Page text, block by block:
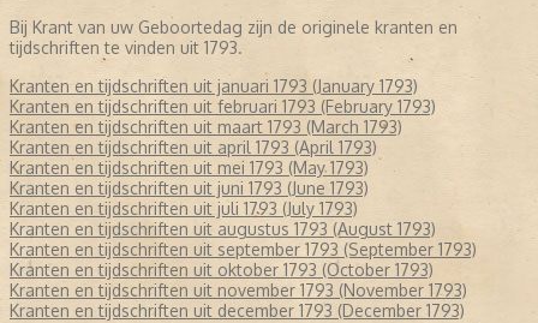
Bij Krant van uw Geboortedag zijn de originele kranten en
tijdschriften te vinden uit 1793.
Kranten en tijdschriften uit januari 1793 (January 1793)
Kranten en tijdschriften uit februari 1793 (February 1793)
Kranten en tijdschriften uit maart 1793 (March 1793)
Kranten en tijdschriften uit april 1793 (April 1793)
Kranten en tijdschriften uit mei 1793 (May 1793)
Kranten en tijdschriften uit juni 1793 (June 1793)
Kranten en tijdschriften uit juli 1793 (July 1793)
Kranten en tijdschriften uit augustus 1793 (August 1793)
Kranten en tijdschriften uit september 1793 (September 1793)
Kranten en tijdschriften uit oktober 1793 (October 1793)
Kranten en tijdschriften uit november 1793 (November 1793)
Kranten en tijdschriften uit december 1793 (December 1793)